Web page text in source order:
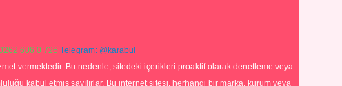
606 0 726 Telegram: @karabul
vermektedir. Bu nedenle, sitedeki içerikleri proaktif olarak denetleme veya
kabul etmiş sayılırlar. Bu internet sitesi, herhangi bir marka, kurum veya